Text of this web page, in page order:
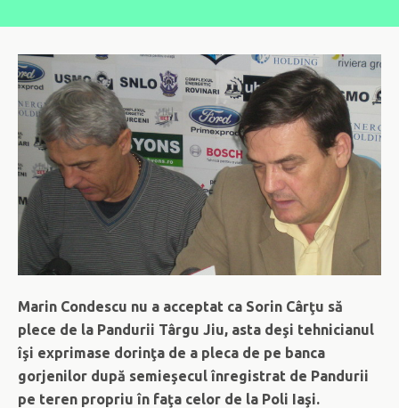
Marin Condescu nu a acceptat ca Sorin Cârţu să
plece de la Pandurii Târgu Jiu, asta deşi tehnicianul
îşi exprimase dorinţa de a pleca de pe banca
gorjenilor după semieşecul înregistrat de Pandurii
pe teren propriu în faţa celor de la Poli Iaşi.